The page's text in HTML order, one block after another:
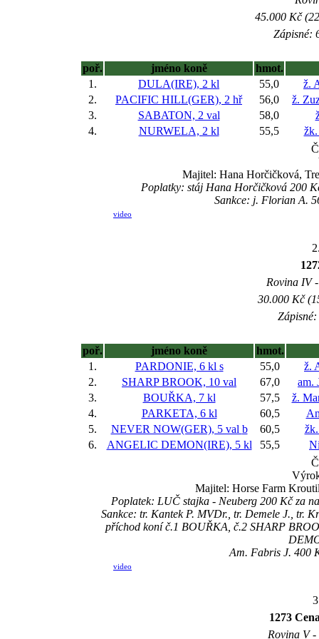
45.000 Kč
Zápisné:
poř. jméno koně
hmot.
1.
DULA(IRE), 2 kl 55,0
ž.
2.
PACIFIC HILL(GER), 2 hř 56,0
ž.
3.
SABATON, 2 val 58,0
4.
NURWELA, 2 kl 55,5
Majitel: Hana Horčičková,
Poplatky: stáj Hana Horčičková 200
Sankce: j. Florian A.
video
Rovina IV
30.000 Kč
poř. jméno koně
hmot.
1.
PARDONIE, 6 kl s 55,0
ž.
2.
SHARP BROOK, 10 val 67,0
am.
3.
BOUŘKA, 7 kl 57,5
ž.
4.
PARKETA, 6 kl 60,5
5.
NEVER NOW(GER), 5 val b 60,5
6.
ANGELIC DEMON(IRE), 5 kl 55,5
Majitel: Horse Farm
Poplatek: LUČ stajka - Neuberg 200 Kč za
Sankce: tr. Kantek P. MVDr., tr. Demele J., tr.
příchod koní č.1 BOUŘKA, č.2 SHARP
Am. Fabris J. 400
video
1273
Rovina V